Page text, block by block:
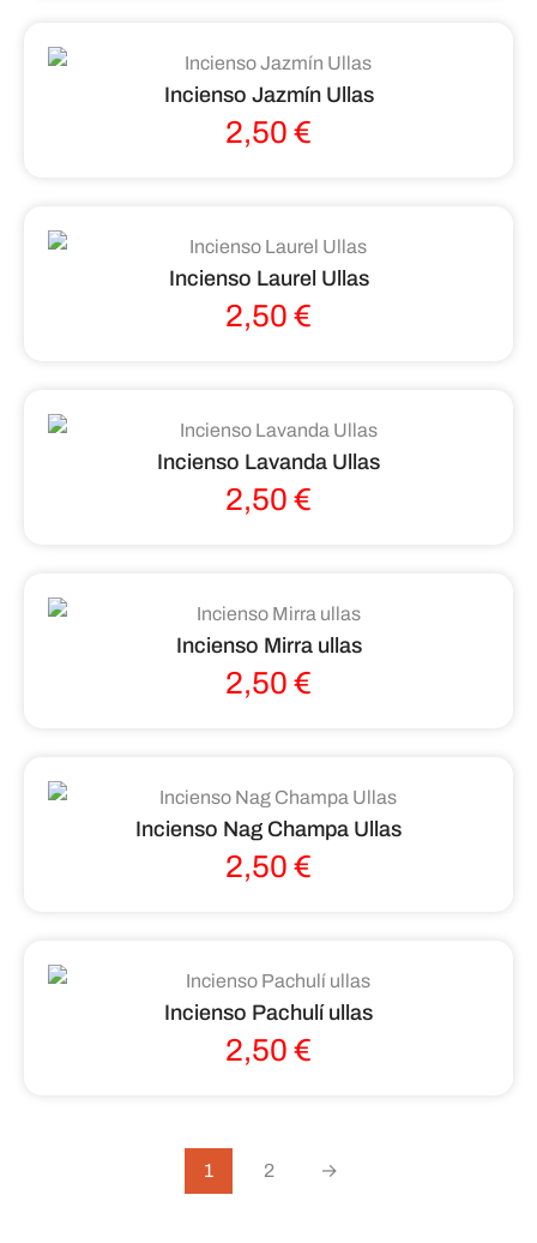
Incienso Jazmín Ullas
2,50 €
Incienso Laurel Ullas
2,50 €
Incienso Lavanda Ullas
2,50 €
Incienso Mirra ullas
2,50 €
Incienso Nag Champa Ullas
2,50 €
Incienso Pachulí ullas
2,50 €
1 2 →